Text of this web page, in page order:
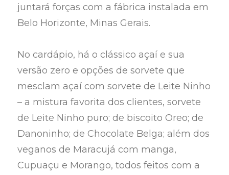
juntará forças com a fábrica instalada em
Belo Horizonte, Minas Gerais.
No cardápio, há o clássico açaí e sua
versão zero e opções de sorvete que
mesclam açaí com sorvete de Leite Ninho
– a mistura favorita dos clientes, sorvete
de Leite Ninho puro; de biscoito Oreo; de
Danoninho; de Chocolate Belga; além dos
veganos de Maracujá com manga,
Cupuaçu e Morango, todos feitos com a